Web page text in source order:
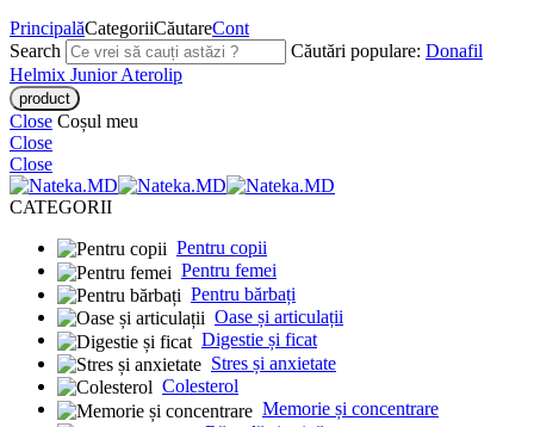
PrincipalăCategoriiCăutareCont
Search
Căutări populare: Donafil
Helmix JuniorAterolip
Close Coșul meu
Close
Close
CATEGORII
Pentru copii
Pentru femei
Pentru bărbați
Oase și articulații
Digestie și ficat
Stres și anxietate
Colesterol
Memorie și concentrare